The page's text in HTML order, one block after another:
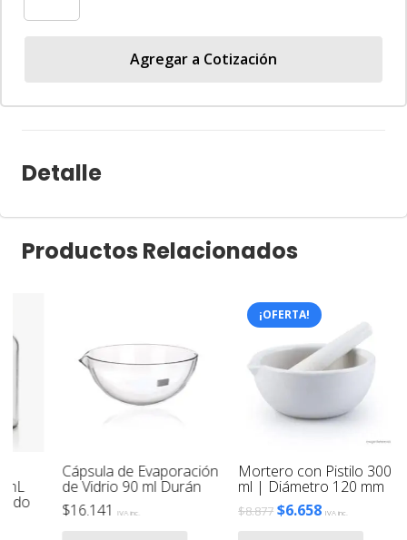
cantidad
Agregar a Cotización
Detalle
Productos Relacionados
Cápsula de Evaporación
de Vidrio 90 ml Durán
$ 16.141 IVA inc.
¡OFERTA!
Mortero con Pistilo 300
ml | Diámetro 120 mm
El
$6.658ElIVA inc.
$